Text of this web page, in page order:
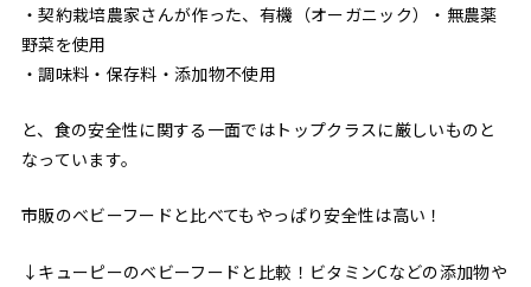
・契約栽培農家さんが作った、有機（オーガニック）・無農薬
野菜を使用
・調味料・保存料・添加物不使用
と、食の安全性に関する一面ではトップクラスに厳しいものと
なっています。
市販のベビーフードと比べてもやっぱり安全性は高い！
↓キューピーのベビーフードと比較！ビタミンCなどの添加物や